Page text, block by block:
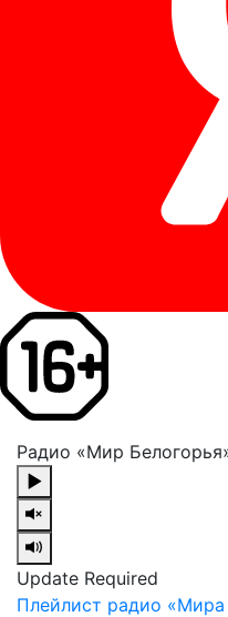
Радио «Мир
Update Required
Плейлист радио «Мира